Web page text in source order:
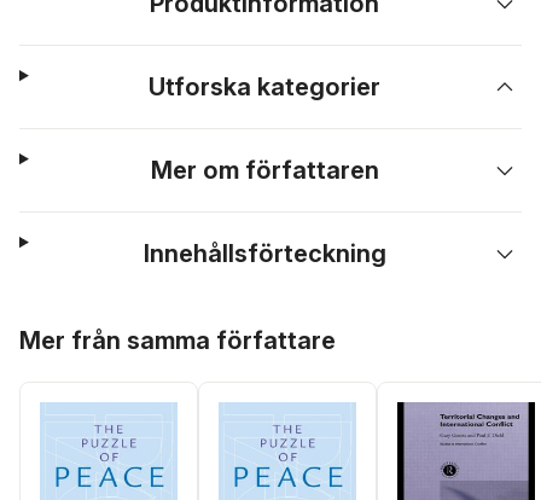
Utforska kategorier
Mer om författaren
Innehållsförteckning
Mer från samma författare